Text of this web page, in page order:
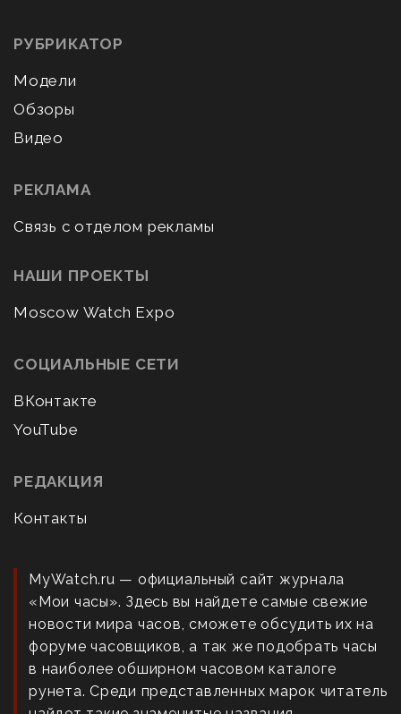
РУБРИКАТОР
Модели
Обзоры
Видео
РЕКЛАМА
Связь с отделом рекламы
НАШИ ПРОЕКТЫ
Moscow Watch Expo
СОЦИАЛЬНЫЕ СЕТИ
ВКонтакте
YouTube
РЕДАКЦИЯ
Контакты
MyWatch.ru — официальный сайт журнала
«Мои часы». Здесь вы найдете самые свежие
новости мира часов, сможете обсудить их на
форуме часовщиков, а так же подобрать часы
в наиболее обширном часовом каталоге
рунета. Среди представленных марок читатель